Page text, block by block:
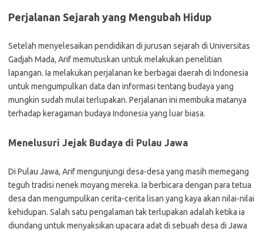
Perjalanan Sejarah yang Mengubah Hidup
Setelah menyelesaikan pendidikan di jurusan sejarah di Universitas
Gadjah Mada, Arif memutuskan untuk melakukan penelitian
lapangan. Ia melakukan perjalanan ke berbagai daerah di Indonesia
untuk mengumpulkan data dan informasi tentang budaya yang
mungkin sudah mulai terlupakan. Perjalanan ini membuka matanya
terhadap keragaman budaya Indonesia yang luar biasa.
Menelusuri Jejak Budaya di Pulau Jawa
Di Pulau Jawa, Arif mengunjungi desa-desa yang masih memegang
teguh tradisi nenek moyang mereka. Ia berbicara dengan para tetua
desa dan mengumpulkan cerita-cerita lisan yang kaya akan nilai-nilai
kehidupan. Salah satu pengalaman tak terlupakan adalah ketika ia
diundang untuk menyaksikan upacara adat di sebuah desa di Jawa